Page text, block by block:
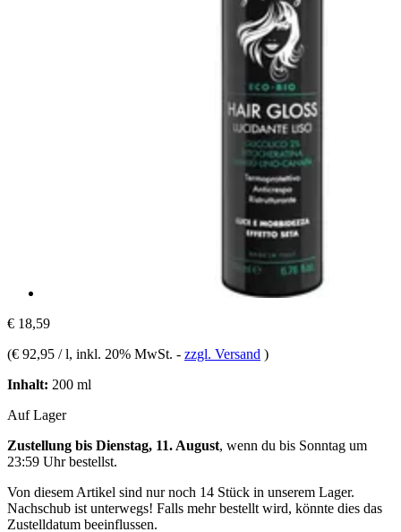
€ 18,59
(€ 92,95 / l, inkl. 20% MwSt. - zzgl. Versand )
Inhalt: 200 ml
Auf Lager
Zustellung bis Dienstag, 11. August, wenn du bis Sonntag um
23:59 Uhrbestellst.
Von diesem Artikel sind nur noch 14 Stück in unserem Lager.
Nachschub ist unterwegs! Falls mehr bestellt wird, könnte dies das
Zustelldatum beeinflussen.